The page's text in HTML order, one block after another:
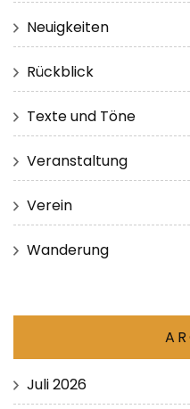
Neuigkeiten
Rückblick
Texte und Töne
Veranstaltung
Verein
Wanderung
Juli 2026